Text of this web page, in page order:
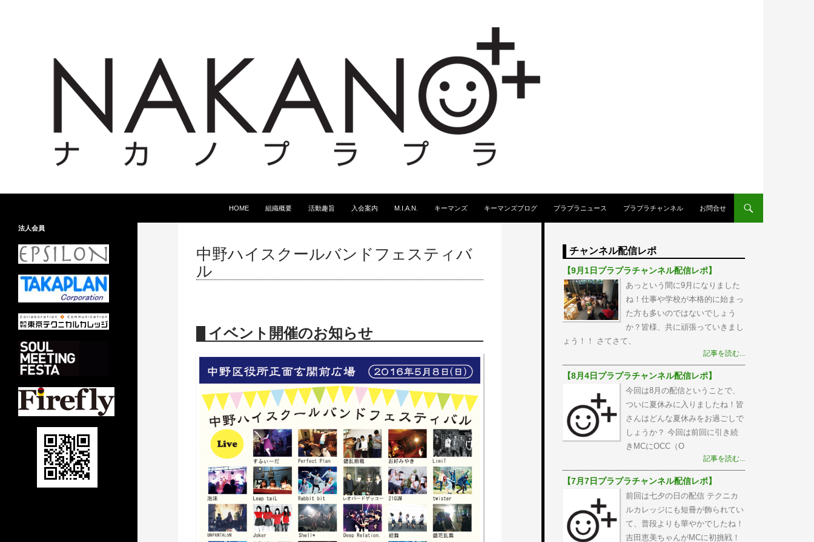
HOME
組織概要 活動趣旨 入会案内 M.I.A.N. キーマンズ キーマンズブログ プラプラニュース プラプラチャンネル お問合せ
中野ハイスクールバンドフェスティバ
ル
イベント開催のお知らせ
チャンネル配信レポ
【9月1日プラプラチャンネル配信レポ】
あっという間に9月になりました
ね！仕事や学校が本格的に始まっ
た方も多いのではないでしょう
か？皆様、共に頑張っていきまし
ょう！！ さてさて、
記事を読む...
【8月4日プラプラチャンネル配信レポ】
今回は8月の配信ということで、
ついに夏休みに入りましたね！皆
さんはどんな夏休みをお過ごしで
しょうか？ 今回は前回に引き続
きMCにOCC（O
記事を読む...
【7月7日プラプラチャンネル配信レポ】
前回は七夕の日の配信 テクニカ
ルカレッジにも短冊が飾られてい
て、普段よりも華やかでしたね！
吉田恵美ちゃんがMCに初挑戦！
法人会員